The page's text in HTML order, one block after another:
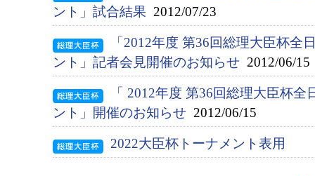
ント」試合結果 2012/07/23
「2012年度 第36回総理大臣杯全
ント」記者会見開催のお知らせ 2012/06/15
「 2012年度 第36回総理大臣杯
ント」開催のお知らせ 2012/06/15
2022大臣杯トーナメント表用